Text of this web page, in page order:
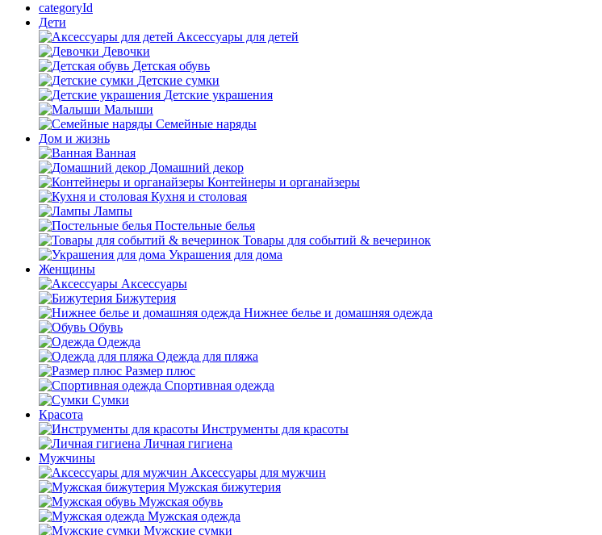
categoryId
Дети
Аксессуары для детей
Девочки
Детская обувь
Детские сумки
Детские украшения
Малыши
Семейные наряды
Дом и жизнь
Ванная
Домашний декор
Контейнеры и органайзеры
Кухня и столовая
Лампы
Постельные белья
Товары для событий & вечеринок
Украшения для дома
Женщины
Аксессуары
Бижутерия
Нижнее белье и домашняя одежда
Обувь
Одежда
Одежда для пляжа
Размер плюс
Спортивная одежда
Сумки
Красота
Инструменты для красоты
Личная гигиена
Мужчины
Аксессуары для мужчин
Мужская бижутерия
Мужская обувь
Мужская одежда
Мужские сумки